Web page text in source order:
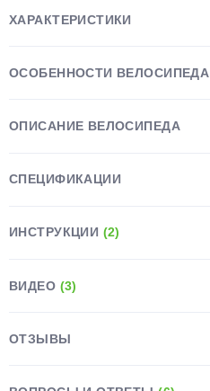
ХАРАКТЕРИСТИКИ
ОСОБЕННОСТИ ВЕЛОСИПЕДА
ОПИСАНИЕ ВЕЛОСИПЕДА
СПЕЦИФИКАЦИИ
ИНСТРУКЦИИ (2)
ВИДЕО (3)
ОТЗЫВЫ